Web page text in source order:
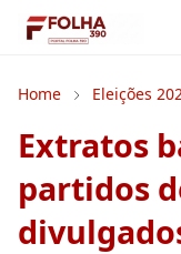
Home Eleições
Extratos
partidos